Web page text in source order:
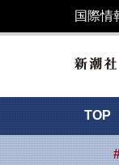
国際情
TOP